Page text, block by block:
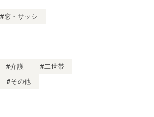
#窓・サッシ
#介護
#二世帯
#その他